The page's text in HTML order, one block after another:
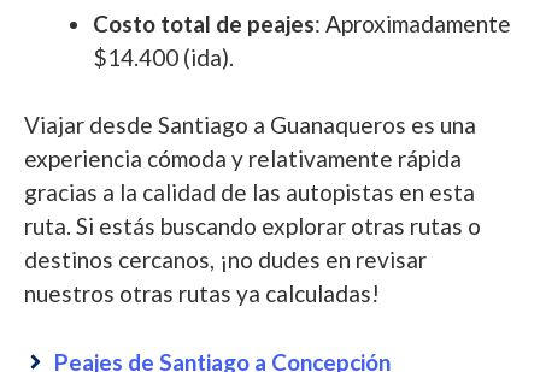
Costo total de peajes: Aproximadamente
$14.400 (ida).
Viajar desde Santiago a Guanaqueros es una
experiencia cómoda y relativamente rápida
gracias a la calidad de las autopistas en esta
ruta. Si estás buscando explorar otras rutas o
destinos cercanos, ¡no dudes en revisar
nuestros otras rutas ya calculadas!
Peajes de Santiago a Concepción